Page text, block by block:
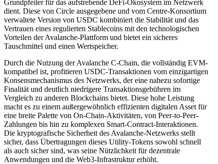
Grundpfeiler für das aufstrebende DeFi-Ökosystem im Netzwerk
dient. Diese von Circle ausgegebene und vom Centre-Konsortium
verwaltete Version von USDC kombiniert die Stabilität und das
Vertrauen eines regulierten Stablecoins mit den technologischen
Vorteilen der Avalanche-Plattform und bietet ein sicheres
Tauschmittel und einen Wertspeicher.
Durch die Nutzung der Avalanche C-Chain, die vollständig EVM-
kompatibel ist, profitieren USDC-Transaktionen vom einzigartigen
Konsensmechanismus des Netzwerks, der eine nahezu sofortige
Finalität und deutlich niedrigere Transaktionsgebühren im
Vergleich zu anderen Blockchains bietet. Diese hohe Leistung
macht es zu einem außergewöhnlich effizienten digitalen Asset für
eine breite Palette von On-Chain-Aktivitäten, von Peer-to-Peer-
Zahlungen bis hin zu komplexen Smart-Contract-Interaktionen.
Die kryptografische Sicherheit des Avalanche-Netzwerks stellt
sicher, dass Übertragungen dieses Utility-Tokens sowohl schnell
als auch sicher sind, was seine Nützlichkeit für dezentrale
Anwendungen und die Web3-Infrastruktur erhöht.